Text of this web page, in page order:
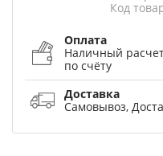
Код
Оплата
Наличный
по счёту
Доставка
Самовывоз,